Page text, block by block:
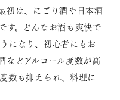
初は、にごり酒や日本酒
す。どんなお酒も爽快で
になり、初心者にもお
などアルコール度数が高
数も抑えられ、料理に